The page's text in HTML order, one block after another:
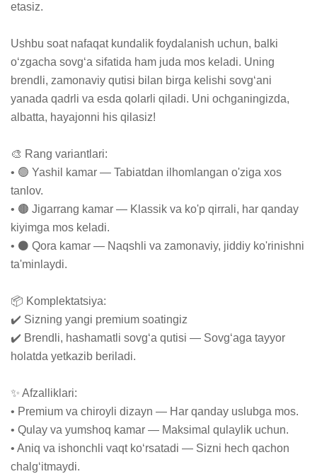
etasiz.
Ushbu soat nafaqat kundalik foydalanish uchun, balki
o‘zgacha sovg‘a sifatida ham juda mos keladi. Uning
brendli, zamonaviy qutisi bilan birga kelishi sovg‘ani
yanada qadrli va esda qolarli qiladi. Uni ochganingizda,
albatta, hayajonni his qilasiz!
🎨 Rang variantlari:
• 🟢 Yashil kamar — Tabiatdan ilhomlangan o'ziga xos
tanlov.
• 🟤 Jigarrang kamar — Klassik va ko'p qirrali, har qanday
kiyimga mos keladi.
• ⚫ Qora kamar — Naqshli va zamonaviy, jiddiy ko'rinishni
ta'minlaydi.
📦 Komplektatsiya:
✔️ Sizning yangi premium soatingiz
✔️ Brendli, hashamatli sovg‘a qutisi — Sovg‘aga tayyor
holatda yetkazib beriladi.
✨ Afzalliklari:
• Premium va chiroyli dizayn — Har qanday uslubga mos.
• Qulay va yumshoq kamar — Maksimal qulaylik uchun.
• Aniq va ishonchli vaqt ko‘rsatadi — Sizni hech qachon
chalg‘itmaydi.